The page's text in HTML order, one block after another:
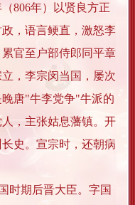
806年）以贤良方正
，语言鲠直，激怒李
官至户部侍郎同平章
，李宗闵当国，屡次
唐"牛李党争"牛派的
，主张姑息藩镇。开
史。宣宗时，还朝病
期后晋大臣。字国